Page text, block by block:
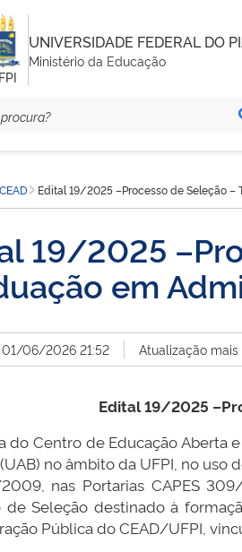
UNIVERSIDADE FEDERAL DO
Ministério da Educação
Edital 19/2025 –Processo de Seleção –
19/2025
em
06/2026 21:52 Atualização
Edital 19/2025
do Centro de Educação Aberta
no âmbito da UFPI, no
2009, nas Portarias CAPES
de Seleção destinado à
Pública do CEAD/UFPI,